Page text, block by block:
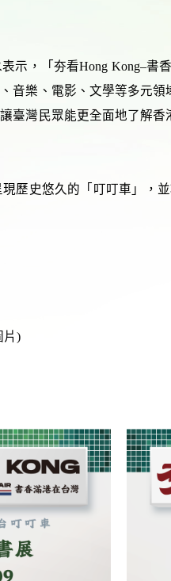
示，「夯看Hong Kong–
音樂、電影、文學等多元
臺灣民眾能更全面地了解
歷史悠久的「叮叮車」，
片)